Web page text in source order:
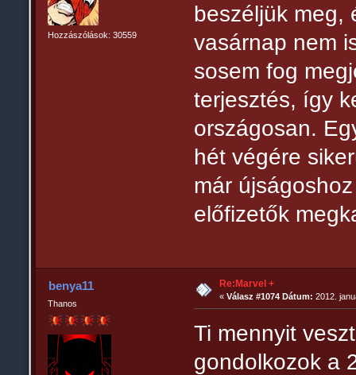
Hozzászólások: 30559
beszéljük meg,
vasárnap nem
sosem fog
terjesztés, így
országosan.
hét végére
már
előfizetők
benya11
Thanos
Re:Marvel +
«Válasz #1074 Dátum: 2012.
Ti mennyit
gondolkozok a